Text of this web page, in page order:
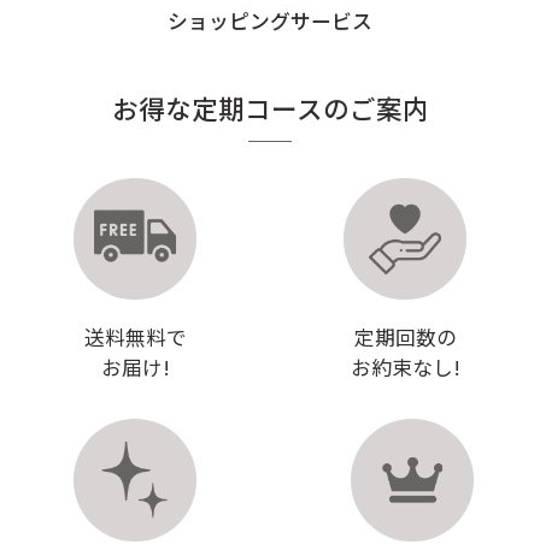
ショッピングサービス
お得な定期コースのご案内
送料無料で
お届け!
定期回数の
お約束なし!